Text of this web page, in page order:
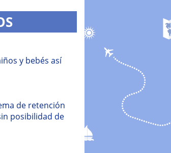
y bebés así
de retención
posibilidad de